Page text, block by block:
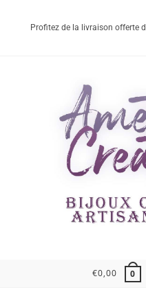
Profitez de la livraison offerte
€0,00 0